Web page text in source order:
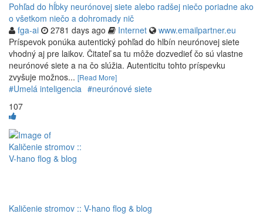
Pohľad do hĺbky neurónovej siete alebo radšej niečo poriadne ako
o všetkom niečo a dohromady nič
fga-ai
2781 days ago Internet
www.emailpartner.eu
Príspevok ponúka autentický pohľad do hlbín neurónovej siete
vhodný aj pre laikov. Čitateľ sa tu môže dozvedieť čo sú vlastne
neurónové siete a na čo slúžia. Autenticitu tohto príspevku
zvyšuje možnos... [Read More]
#Umelá inteligencia #neurónové siete
107
Kaličenie stromov :: V-hano flog & blog